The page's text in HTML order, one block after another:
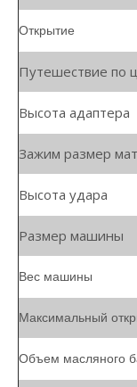
Открытие
Путешествие по
Высота адаптера
Зажим размер
Высота удара
Размер машины
Вес машины
Максимальный
Объем масляного